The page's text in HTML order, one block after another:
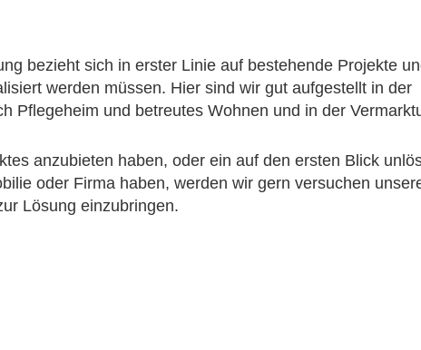
bezieht sich in erster Linie auf bestehende Projekte
werden müssen. Hier sind wir gut aufgestellt in der
Pflegeheim und betreutes Wohnen und in der
anzubieten haben, oder ein auf den ersten Blick
oder Firma haben, werden wir gern versuchen
Lösung einzubringen.